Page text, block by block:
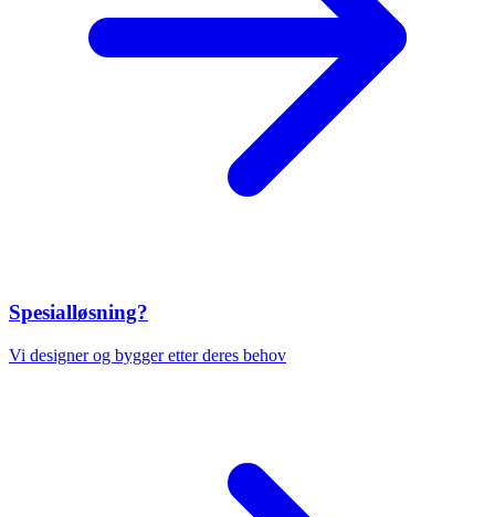
Spesialløsning?
Vi designer og bygger etter deres behov